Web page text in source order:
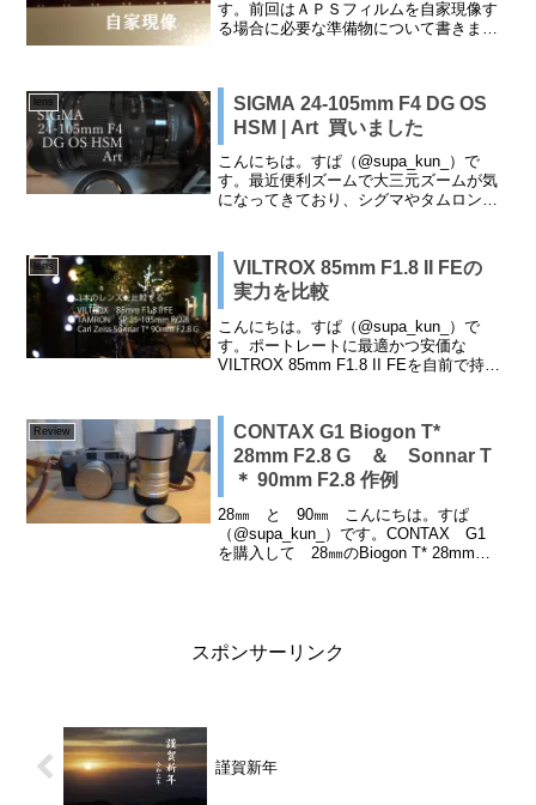
す。前回はＡＰＳフィルムを自家現像す
る場合に必要な準備物について書きまし
チまずはＡＰＳフィルムをカートリッジ
からネガを外して詰...
lens
SIGMA 24-105mm F4 DG OS
HSM | Art 買いました
こんにちは。すぱ（@supa_kun_）で
す。最近便利ズームで大三元ズームが気
になってきており、シグマやタムロンの
ているのですがその分お値段もまだお高
く決め手に欠けてい...
lens
VILTROX 85mm F1.8 II FEの
実力を比較
こんにちは。すぱ（@supa_kun_）で
す。ポートレートに最適かつ安価な
VILTROX 85mm F1.8 II FEを自前で持っ
35-105mm F/2....
Review
CONTAX G1 Biogon T*
28mm F2.8 G ＆ Sonnar T
＊ 90mm F2.8 作例
28㎜ と 90㎜ こんにちは。すぱ
（@supa_kun_）です。CONTAX G1
を購入して 28㎜のBiogon T* 28mm
スポンサーリンク
謹賀新年